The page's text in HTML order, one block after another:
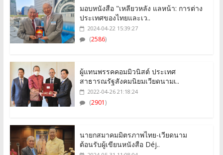
มอบหนังสือ "เหลียวหลัง แลหน้า: การต่าง
ประเทศของไทยและเว..
2024-04-22 15:39:27
(2586)
ผู้แทนพรรคคอมมิวนิสต์ ประเทศ
สาธารณรัฐสังคมนิยมเวียดนามเ..
2022-04-26 21:18:24
(2901)
นายกสมาคมมิตรภาพไทย-เวียดนาม
ต้อนรับผู้เขียนหนังสือ Déj..